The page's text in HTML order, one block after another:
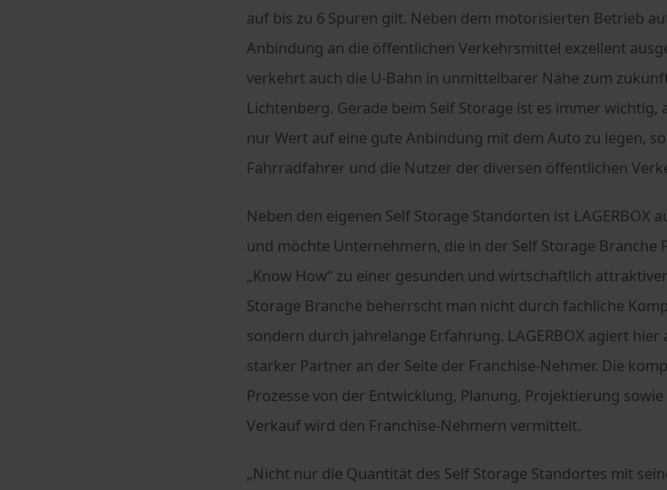
auf bis zu 6 Spuren gilt. Neben dem motorisierten Betrieb
Anbindung an die öffentlichen Verkehrsmittel exzellent
verkehrt auch die U-Bahn in unmittelbarer Nähe zum
Lichtenberg. Gerade beim Self Storage ist es immer
nur Wert auf eine gute Anbindung mit dem Auto zu legen,
Fahrradfahrer und die Nutzer der diversen öffentlichen
Neben den eigenen Self Storage Standorten ist LAGERBOX
und möchte Unternehmern, die in der Self Storage Branche
„Know How“ zu einer gesunden und wirtschaftlich
Storage Branche beherrscht man nicht durch fachliche
sondern durch jahrelange Erfahrung. LAGERBOX agiert
starker Partner an der Seite der Franchise-Nehmer. Die
Prozesse von der Entwicklung, Planung, Projektierung
Verkauf wird den Franchise-Nehmern vermittelt.
„Nicht nur die Quantität des Self Storage Standortes mit